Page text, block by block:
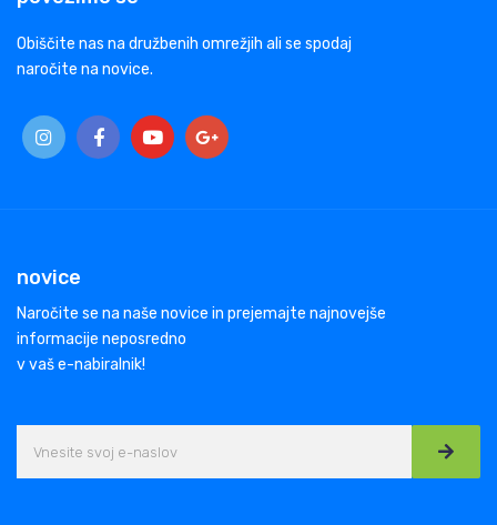
Obiščite nas na družbenih omrežjih ali se spodaj
naročite na novice.
novice
Naročite se na naše novice in prejemajte najnovejše
informacije neposredno
v vaš e-nabiralnik!